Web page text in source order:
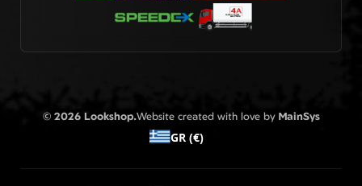
© 2026 Lookshop.Website created with love by MainSys
GR (€)